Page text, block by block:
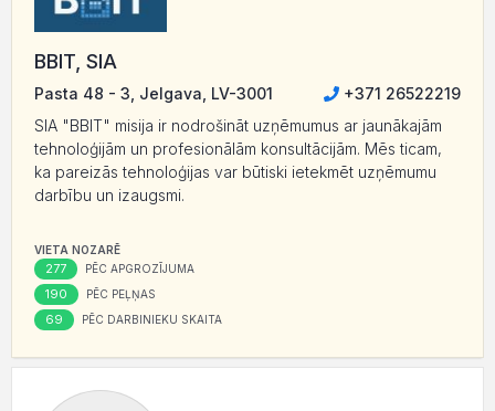
BBIT, SIA
Pasta 48 - 3, Jelgava, LV-3001
+371 26522219
SIA "BBIT" misija ir nodrošināt uzņēmumus ar jaunākajām
tehnoloģijām un profesionālām konsultācijām. Mēs ticam,
ka pareizās tehnoloģijas var būtiski ietekmēt uzņēmumu
darbību un izaugsmi.
VIETA NOZARĒ
277 PĒC APGROZĪJUMA
190 PĒC PEĻŅAS
69 PĒC DARBINIEKU SKAITA